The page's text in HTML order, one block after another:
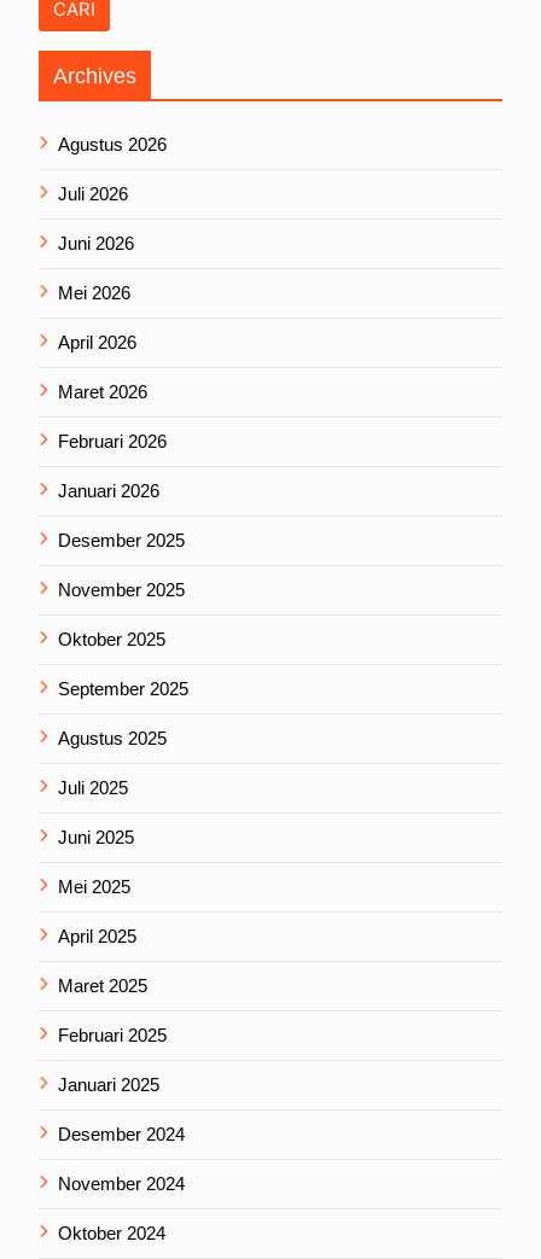
Archives
Agustus 2026
Juli 2026
Juni 2026
Mei 2026
April 2026
Maret 2026
Februari 2026
Januari 2026
Desember 2025
November 2025
Oktober 2025
September 2025
Agustus 2025
Juli 2025
Juni 2025
Mei 2025
April 2025
Maret 2025
Februari 2025
Januari 2025
Desember 2024
November 2024
Oktober 2024